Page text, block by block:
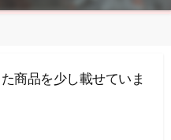
商品を少し載せていま